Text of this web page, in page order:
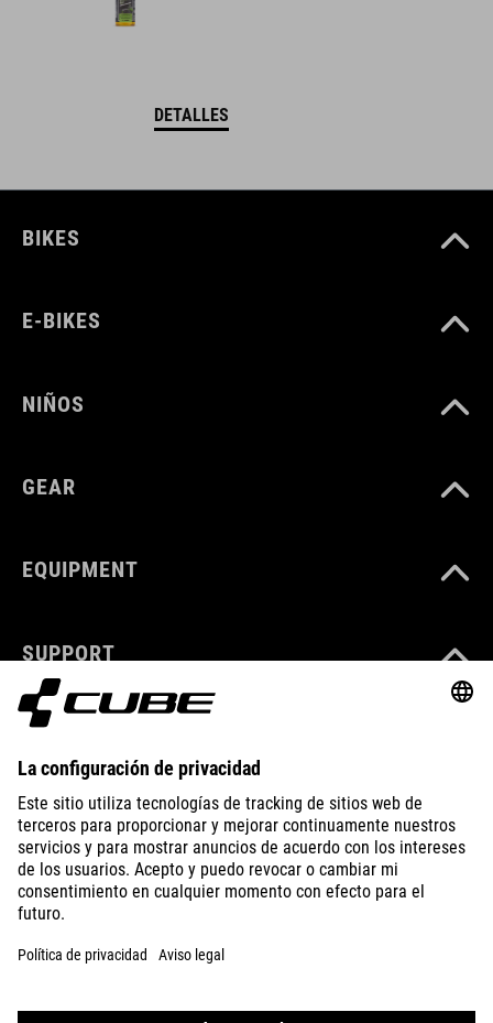
DETALLES
BIKES
E-BIKES
NIÑOS
GEAR
EQUIPMENT
SUPPORT
ABOUT US
EXPLORE